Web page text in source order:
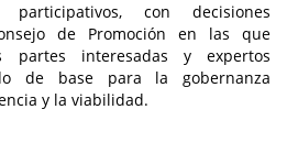
participativos, con decisiones
de Promoción en las que
partes interesadas y expertos
de base para la gobernanza
y la viabilidad.